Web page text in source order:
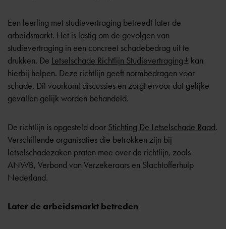
Een leerling met studievertraging betreedt later de
arbeidsmarkt. Het is lastig om de gevolgen van
studievertraging in een concreet schadebedrag uit te
drukken. De Letselschade Richtlijn Studievertraging
kan
hierbij helpen. Deze richtlijn geeft normbedragen voor
schade. Dit voorkomt discussies en zorgt ervoor dat gelijke
gevallen gelijk worden behandeld.
De richtlijn is opgesteld door Stichting De Letselschade Raad.
Verschillende organisaties die betrokken zijn bij
letselschadezaken praten mee over de richtlijn, zoals
ANWB, Verbond van Verzekeraars en Slachtofferhulp
Nederland.
Later de arbeidsmarkt betreden